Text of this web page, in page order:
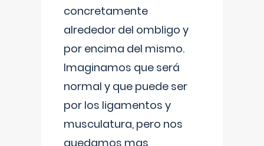
concretamente
alrededor del ombligo y
por encima del mismo.
Imaginamos que será
normal y que puede ser
por los ligamentos y
musculatura, pero nos
quedamos mas